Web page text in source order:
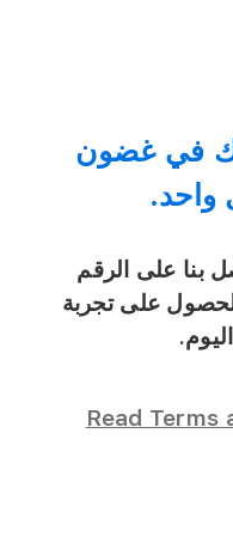
في غضون
واحد.
بنا على الرقم
على تجربة
.
Read Terms